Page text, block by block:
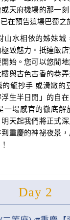
天府機場的那一
在預告這場巴蜀之
山水相依的姊妹城
致魅力。抵達飯
始。您可以悠閒
與古色古香的巷
的龍抄手 或滑嫩的
生半日閒」的自
一場感官的徹底解
天起我們將正式深
重慶的神祕夜景
Day 2